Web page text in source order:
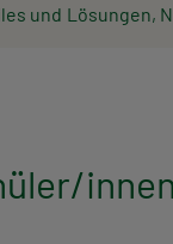
und Lösungen,